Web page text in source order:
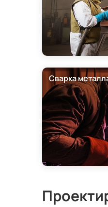
Сварка